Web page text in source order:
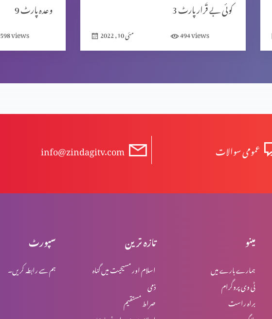
وعدہ پارٹ 9
598views
کوئی بے قَرار پارٹ 3
مئی 10, 2022 494views
info@zindagitv.com عمومی سوالات
سپورٹ
ہم سے رابطہ کریں۔
تازہ ترین
اسلام اور مسیحیت میں گناہ
ذمی
صراط مستقیم
مینو
ہمارے بارے میں
ٹی وی پروگرام
براہ راست